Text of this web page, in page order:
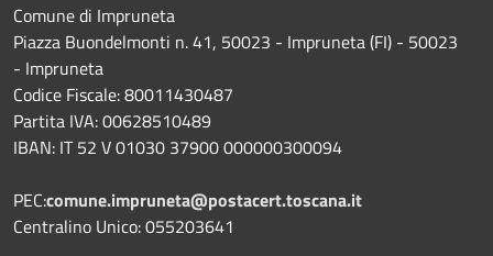
Comune di Impruneta
Piazza Buondelmonti n. 41, 50023 - Impruneta (FI) - 50023
- Impruneta
Codice Fiscale: 80011430487
Partita IVA: 00628510489
IBAN: IT 52 V 01030 37900 000000300094
PEC:comune.impruneta@postacert.toscana.it
Centralino Unico: 055203641